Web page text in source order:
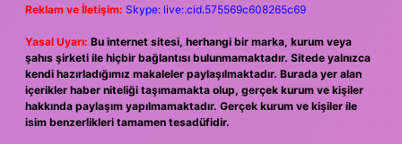
Reklam ve İletişim: Skype: live:.cid.575569c608265c69
Yasal Uyarı: Bu internet sitesi, herhangi bir marka, kurum veya
şahıs şirketi ile hiçbir bağlantısı bulunmamaktadır. Sitede yalnızca
kendi hazırladığımız makaleler paylaşılmaktadır. Burada yer alan
içerikler haber niteliği taşımamakta olup, gerçek kurum ve kişiler
hakkında paylaşım yapılmamaktadır. Gerçek kurum ve kişiler ile
isim benzerlikleri tamamen tesadüfidir.